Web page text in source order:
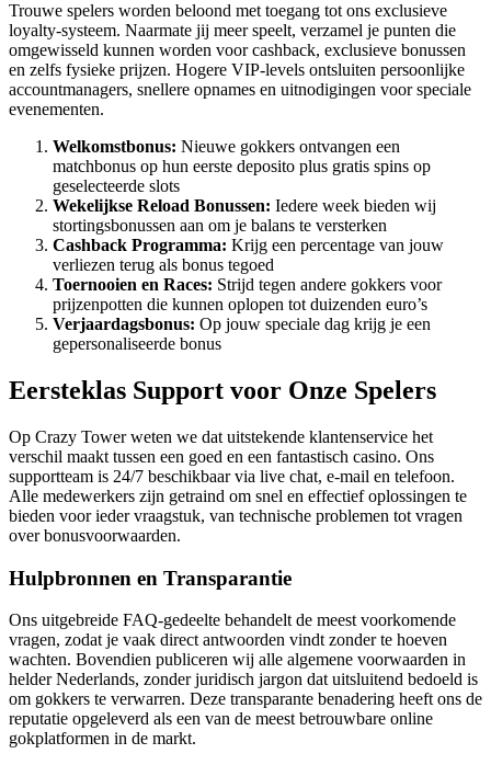
Trouwe spelers worden beloond met toegang tot ons exclusieve
loyalty-systeem. Naarmate jij meer speelt, verzamel je punten die
omgewisseld kunnen worden voor cashback, exclusieve bonussen
en zelfs fysieke prijzen. Hogere VIP-levels ontsluiten persoonlijke
accountmanagers, snellere opnames en uitnodigingen voor speciale
evenementen.
Welkomstbonus: Nieuwe gokkers ontvangen een
matchbonus op hun eerste deposito plus gratis spins op
geselecteerde slots
Wekelijkse Reload Bonussen: Iedere week bieden wij
stortingsbonussen aan om je balans te versterken
Cashback Programma: Krijg een percentage van jouw
verliezen terug als bonus tegoed
Toernooien en Races: Strijd tegen andere gokkers voor
prijzenpotten die kunnen oplopen tot duizenden euro’s
Verjaardagsbonus: Op jouw speciale dag krijg je een
gepersonaliseerde bonus
Eersteklas Support voor Onze Spelers
Op Crazy Tower weten we dat uitstekende klantenservice het
verschil maakt tussen een goed en een fantastisch casino. Ons
supportteam is 24/7 beschikbaar via live chat, e-mail en telefoon.
Alle medewerkers zijn getraind om snel en effectief oplossingen te
bieden voor ieder vraagstuk, van technische problemen tot vragen
over bonusvoorwaarden.
Hulpbronnen en Transparantie
Ons uitgebreide FAQ-gedeelte behandelt de meest voorkomende
vragen, zodat je vaak direct antwoorden vindt zonder te hoeven
wachten. Bovendien publiceren wij alle algemene voorwaarden in
helder Nederlands, zonder juridisch jargon dat uitsluitend bedoeld is
om gokkers te verwarren. Deze transparante benadering heeft ons de
reputatie opgeleverd als een van de meest betrouwbare online
gokplatformen in de markt.